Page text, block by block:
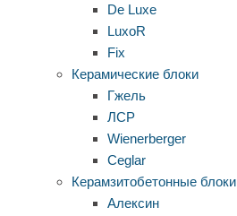
De Luxe
LuxoR
Fix
Керамические блоки
Гжель
ЛСР
Wienerberger
Ceglar
Керамзитобетонные блоки
Алексин